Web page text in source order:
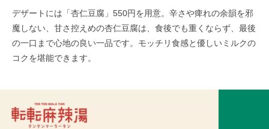
デザートには「杏仁豆腐」550円を用意。辛さや痺れの余韻を邪
魔しない、甘さ控えめの杏仁豆腐は、食後でも重くならず、最後
の一口まで心地の良い一品です。モッチリ食感と優しいミルクの
コクを堪能できます。